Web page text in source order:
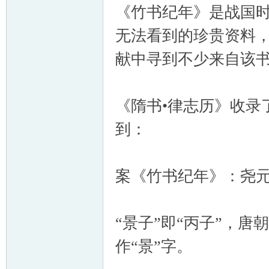
《竹书纪年》是战国
无法看到的珍贵资料
献中寻到不少来自该
《隋书•律志历》收
到：
案《竹书纪年》：尧
“景子”即“丙子”，唐
作“景”字。